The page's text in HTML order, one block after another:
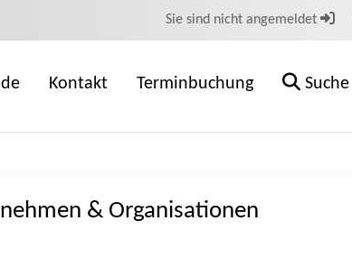
Sie sind nicht angemeldet
Kontakt Terminbuchung Suche
& Organisationen